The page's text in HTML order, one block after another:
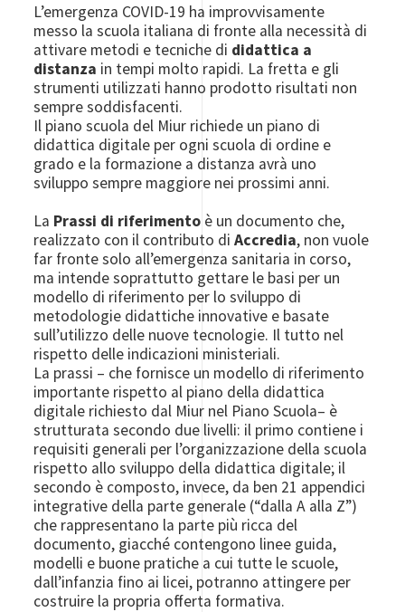
L’emergenza COVID-19 ha improvvisamente
messo la scuola italiana di fronte alla necessità di
attivare metodi e tecniche di didattica a
distanza in tempi molto rapidi. La fretta e gli
strumenti utilizzati hanno prodotto risultati non
sempre soddisfacenti.
Il piano scuola del Miur richiede un piano di
didattica digitale per ogni scuola di ordine e
grado e la formazione a distanza avrà uno
sviluppo sempre maggiore nei prossimi anni.
La Prassi di riferimento è un documento che,
realizzato con il contributo diAccredia, non vuole
far fronte solo all’emergenza sanitaria in corso,
ma intende soprattutto gettare le basi per un
modello di riferimento per lo sviluppo di
metodologie didattiche innovative e basate
sull’utilizzo delle nuove tecnologie. Il tutto nel
rispetto delle indicazioni ministeriali.
La prassi – che fornisce un modello di riferimento
importante rispetto al piano della didattica
digitale richiesto dal Miur nel Piano Scuola– è
strutturata secondo due livelli: il primo contiene i
requisiti generali per l’organizzazione della scuola
rispetto allo sviluppo della didattica digitale; il
secondo è composto, invece, da ben 21 appendici
integrative della parte generale (“dalla A alla Z”)
che rappresentano la parte più ricca del
documento, giacché contengono linee guida,
modelli e buone pratiche a cui tutte le scuole,
dall’infanzia fino ai licei, potranno attingere per
costruire la propria offerta formativa.